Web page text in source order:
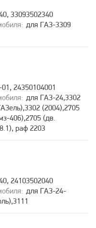
33093502340
для ГАЗ-3309
24350104001
для ГАЗ-24,3302
(2004),2705
406),2705 (дв.
раф 2203
24103502040
для ГАЗ-24-